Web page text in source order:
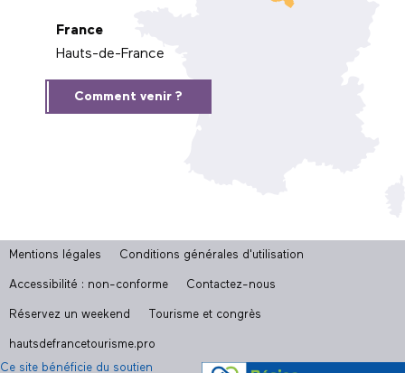
France
Hauts-de-France
Comment venir ?
Mentions légales Conditions générales d'utilisation
Accessibilité : non-conforme Contactez-nous
Réservez un weekend Tourisme et congrès
hautsdefrancetourisme.pro
Ce site bénéficie du soutien